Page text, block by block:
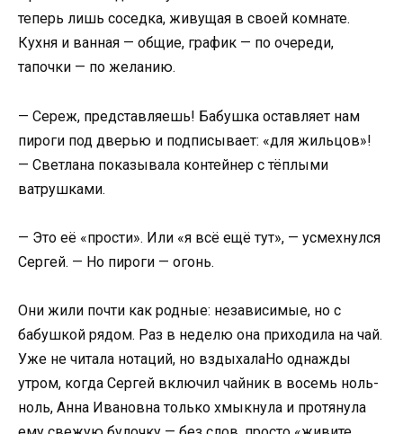
теперь лишь соседка, живущая в своей комнате.
Кухня и ванная — общие, график — по очереди,
тапочки — по желанию.
— Сереж, представляешь! Бабушка оставляет нам
пироги под дверью и подписывает: «для жильцов»!
— Светлана показывала контейнер с тёплыми
ватрушками.
— Это её «прости». Или «я всё ещё тут», — усмехнулся
Сергей. — Но пироги — огонь.
Они жили почти как родные: независимые, но с
бабушкой рядом. Раз в неделю она приходила на чай.
Уже не читала нотаций, но вздыхалаНо однажды
утром, когда Сергей включил чайник в восемь ноль-
ноль, Анна Ивановна только хмыкнула и протянула